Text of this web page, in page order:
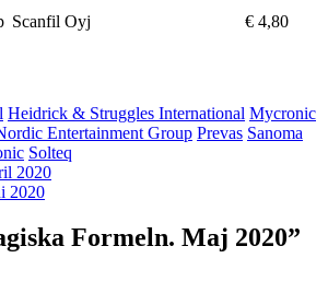
Scanfil Oyj
€ 4,80
Heidrick & Struggles International Mycronic
Entertainment Group Prevas Sanoma
Solteq
2020
2020
Formeln. Maj 2020”